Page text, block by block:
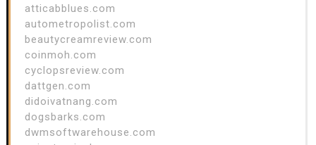
atticabblues.com
autometropolist.com
beautycreamreview.com
coinmoh.com
cyclopsreview.com
dattgen.com
didoivatnang.com
dogsbarks.com
dwmsoftwarehouse.com